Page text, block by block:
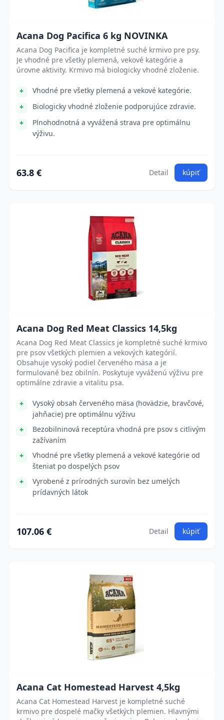
Acana Dog Pacifica 6 kg NOVINKA
Acana Dog Pacifica je kompletné suché krmivo pre psy.
Je vhodné pre všetky plemená, vekové kategórie a
úrovne aktivity. Krmivo má biologicky vhodné zloženie.
Vhodné pre všetky plemená a vekové kategórie.
Biologicky vhodné zloženie podporujúce zdravie.
Plnohodnotná a vyvážená strava pre optimálnu
výživu.
63.8 € Detail kúpiť
Acana Dog Red Meat Classics 14,5kg
Acana Dog Red Meat Classics je kompletné suché krmivo
pre psov všetkých plemien a vekových kategórií.
Obsahuje vysoký podiel červeného mäsa a je
formulované bez obilnín. Poskytuje vyváženú výživu pre
optimálne zdravie a vitalitu psa.
Vysoký obsah červeného mäsa (hovädzie, bravčové,
jahňacie) pre optimálnu výživu
Bezobilninová receptúra vhodná pre psov s citlivým
zažívaním
Vhodné pre všetky plemená a vekové kategórie od
šteniat po dospelých psov
Vyrobené z prírodných surovín bez umelých
prídavných látok
107.06 € Detail kúpiť
Acana Cat Homestead Harvest 4,5kg
Acana Cat Homestead Harvest je kompletné suché
krmivo pre dospelé mačky všetkých plemien. Hlavnými